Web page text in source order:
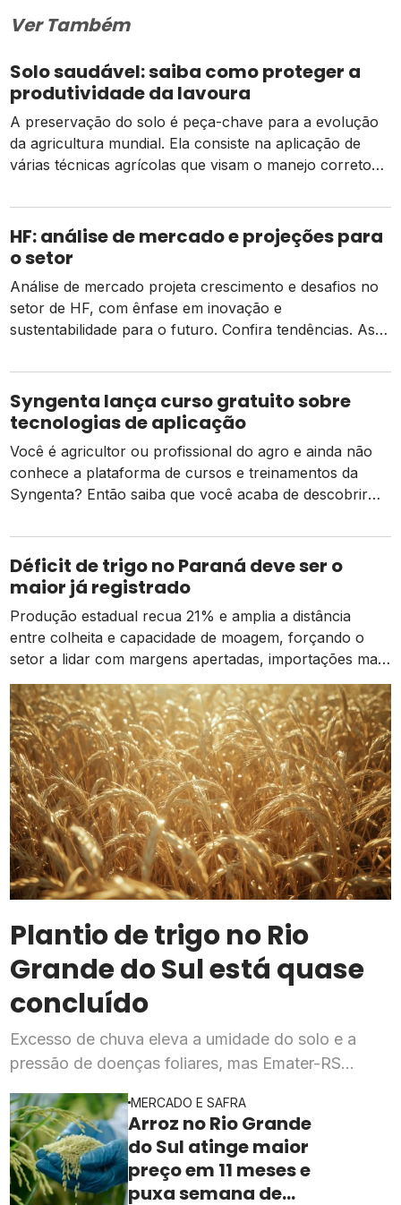
Ver Também
Solo saudável: saiba como proteger a
produtividade da lavoura
A preservação do solo é peça-chave para a evolução
da agricultura mundial. Ela consiste na aplicação de
várias técnicas agrícolas que visam o manejo correto
produtivo da lavoura, evitando também a degradação
física, química e biológica do solo, que comprometem
futuras áreas agrícolas. A maioria dos produtores […]
HF: análise de mercado e projeções para
o setor
Análise de mercado projeta crescimento e desafios no
setor de HF, com ênfase em inovação e
sustentabilidade para o futuro. Confira tendências. As
na produção quanto no consumo nos lares brasileiros.
A produção agrofamiliar é responsável por dois terços
da produção de frutas, verduras e legumes […]
Syngenta lança curso gratuito sobre
tecnologias de aplicação
Você é agricultor ou profissional do agro e ainda não
conhece a plataforma de cursos e treinamentos da
Syngenta? Então saiba que você acaba de descobrir
aumentar a eficiência dos seus manejos no campo! A
plataforma Aplica Certo é uma das iniciativas Syngenta
para impulsionar os agricultores a […]
Déficit de trigo no Paraná deve ser o
maior já registrado
Produção estadual recua 21% e amplia a distância
entre colheita e capacidade de moagem, forçando o
setor a lidar com margens apertadas, importações mais
caras e o risco de um El Niño intenso
Plantio de trigo no Rio
Grande do Sul está quase
concluído
Excesso de chuva eleva a umidade do solo e a
pressão de doenças foliares, mas Emater-RS
previsto para a safra 2026
MERCADO E SAFRA
Arroz no Rio Grande
do Sul atinge maior
preço em 11 meses e
puxa semana de